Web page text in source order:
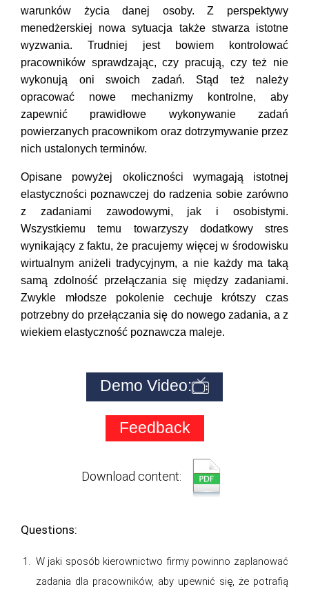
warunków życia danej osoby. Z perspektywy
menedżerskiej nowa sytuacja także stwarza istotne
wyzwania. Trudniej jest bowiem kontrolować
pracowników sprawdzając, czy pracują, czy też nie
wykonują oni swoich zadań. Stąd też należy
opracować nowe mechanizmy kontrolne, aby
zapewnić prawidłowe wykonywanie zadań
powierzanych pracownikom oraz dotrzymywanie przez
nich ustalonych terminów.
Opisane powyżej okoliczności wymagają istotnej
elastyczności poznawczej do radzenia sobie zarówno
z zadaniami zawodowymi, jak i osobistymi.
Wszystkiemu temu towarzyszy dodatkowy stres
wynikający z faktu, że pracujemy więcej w środowisku
wirtualnym aniżeli tradycyjnym, a nie każdy ma taką
samą zdolność przełączania się między zadaniami.
Zwykle młodsze pokolenie cechuje krótszy czas
potrzebny do przełączania się do nowego zadania, a z
wiekiem elastyczność poznawcza maleje.
Demo Video:
Feedback
Download content:
Questions:
W jaki sposób kierownictwo firmy powinno zaplanować
zadania dla pracowników, aby upewnić się, że potrafią